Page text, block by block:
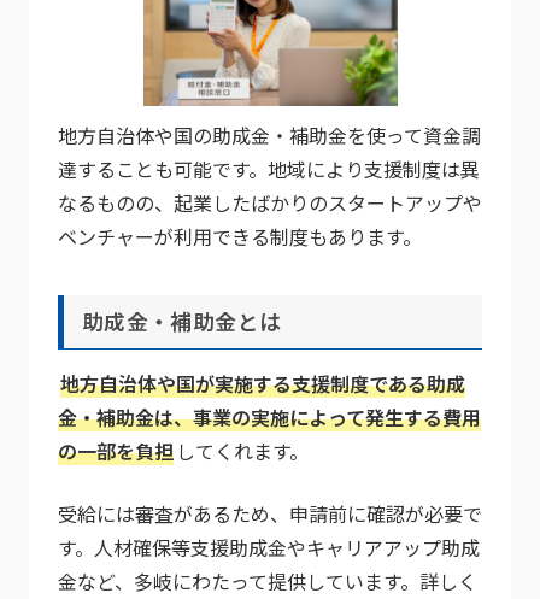
地方自治体や国の助成金・補助金を使って資金調
達することも可能です。地域により支援制度は異
なるものの、起業したばかりのスタートアップや
ベンチャーが利用できる制度もあります。
助成金・補助金とは
地方自治体や国が実施する支援制度である助成
金・補助金は、事業の実施によって発生する費用
の一部を負担 してくれます。
受給には審査があるため、申請前に確認が必要で
す。人材確保等支援助成金やキャリアアップ助成
金など、多岐にわたって提供しています。詳しく